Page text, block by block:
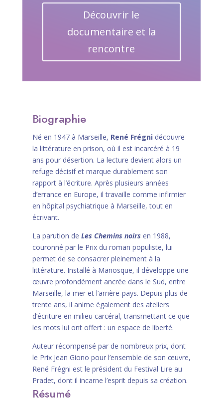
Découvrir le
documentaire et la
rencontre
Biographie
Né en 1947 à Marseille, René Frégni découvre
la littérature en prison, où il est incarcéré à 19
ans pour désertion. La lecture devient alors un
refuge décisif et marque durablement son
rapport à l’écriture. Après plusieurs années
d’errance en Europe, il travaille comme infirmier
en hôpital psychiatrique à Marseille, tout en
écrivant.
La parution de Les Chemins noirs en 1988,
couronné par le Prix du roman populiste, lui
permet de se consacrer pleinement à la
littérature. Installé à Manosque, il développe une
œuvre profondément ancrée dans le Sud, entre
Marseille, la mer et l’arrière-pays. Depuis plus de
trente ans, il anime également des ateliers
d’écriture en milieu carcéral, transmettant ce que
les mots lui ont offert : un espace de liberté.
Auteur récompensé par de nombreux prix, dont
le Prix Jean Giono pour l’ensemble de son œuvre,
René Frégni est le président du Festival Lire au
Pradet, dont il incarne l’esprit depuis sa création.
Résumé